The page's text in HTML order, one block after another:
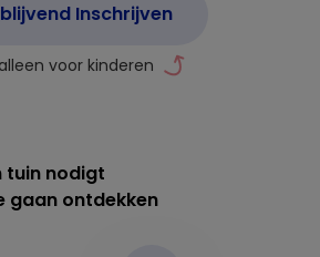
Inschrijven
tuin nodigt
gaan ontdekken